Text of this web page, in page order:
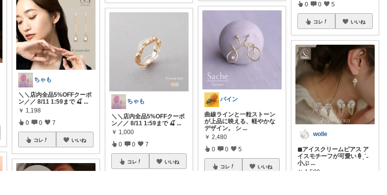
ちゃも
＼＼店内全品5%OFFクーポ
ン／／ 8/11 1:59まで 🍒 ...
￥ 1,198
0 0 7
コレ いいね
ちゃも
＼＼店内全品5%OFFクーポ
ン／／ 8/11 1:59まで 🍒 ...
￥ 1,000
0 0 7
コレ いいね
パイン
曲線ラインと一粒ストーン
が上品に映える、軽やかな
デザイン。 シ ...
￥ 2,480
0 0 5
コレ いいね
0 0 5
コレ いいね
wolle
◼︎アイスクリームピアス ア
イスモチーフが可愛い🍦ˎˊ˗
小ぶ ...
￥ 1,580